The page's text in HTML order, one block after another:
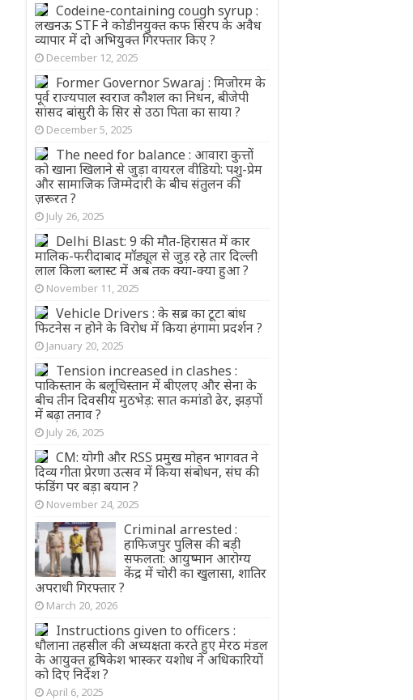
Codeine-containing cough syrup :
लखनऊ STF ने कोडीनयुक्त कफ सिरप के अवैध
व्यापार में दो अभियुक्त गिरफ्तार किए ?
December 12, 2025
Former Governor Swaraj : मिजोरम के
पूर्व राज्यपाल स्वराज कौशल का निधन, बीजेपी
सांसद बांसुरी के सिर से उठा पिता का साया ?
December 5, 2025
The need for balance : आवारा कुत्तों
को खाना खिलाने से जुड़ा वायरल वीडियो: पशु-प्रेम
और सामाजिक जिम्मेदारी के बीच संतुलन की
ज़रूरत ?
July 26, 2025
Delhi Blast: 9 की मौत-हिरासत में कार
मालिक-फरीदाबाद मॉड्यूल से जुड़ रहे तार दिल्ली
लाल किला ब्लास्ट में अब तक क्या-क्या हुआ ?
November 11, 2025
Vehicle Drivers : के सब्र का टूटा बांध
फिटनेस न होने के विरोध में किया हंगामा प्रदर्शन ?
January 20, 2025
Tension increased in clashes :
पाकिस्तान के बलूचिस्तान में बीएलए और सेना के
बीच तीन दिवसीय मुठभेड़: सात कमांडो ढेर, झड़पों
में बढ़ा तनाव ?
July 26, 2025
CM: योगी और RSS प्रमुख मोहन भागवत ने
दिव्य गीता प्रेरणा उत्सव में किया संबोधन, संघ की
फंडिंग पर बड़ा बयान ?
November 24, 2025
Criminal arrested :
हाफिजपुर पुलिस की बड़ी
सफलता: आयुष्मान आरोग्य
केंद्र में चोरी का खुलासा, शातिर
अपराधी गिरफ्तार ?
March 20, 2026
Instructions given to officers :
धौलाना तहसील की अध्यक्षता करते हुए मेरठ मंडल
के आयुक्त हृषिकेश भास्कर यशोध ने अधिकारियों
को दिए निर्देश ?
April 6, 2025